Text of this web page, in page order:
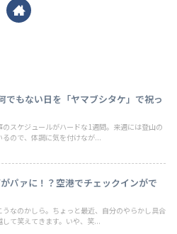
でもない日を「ヤマブシタケ」で祝っ
のスケジュールがハードな1週間。来週には登山の
るので、体調に気を付けなが...
パァに！？空港でチェックインがで
うなのかしら。ちょっと最近、自分のやらかし具合
して笑えてきます。いや、笑...